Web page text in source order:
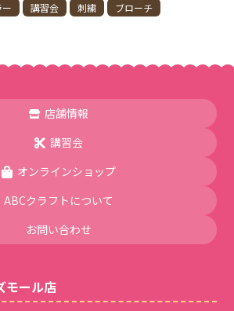
講習会 刺繍 ブローチ
店舗情報
講習会
オンラインショップ
ABCクラフトについて
お問い合わせ
モール店